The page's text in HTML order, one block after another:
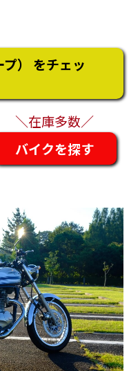
） をチェッ
＼在庫多数／
バイクを探す